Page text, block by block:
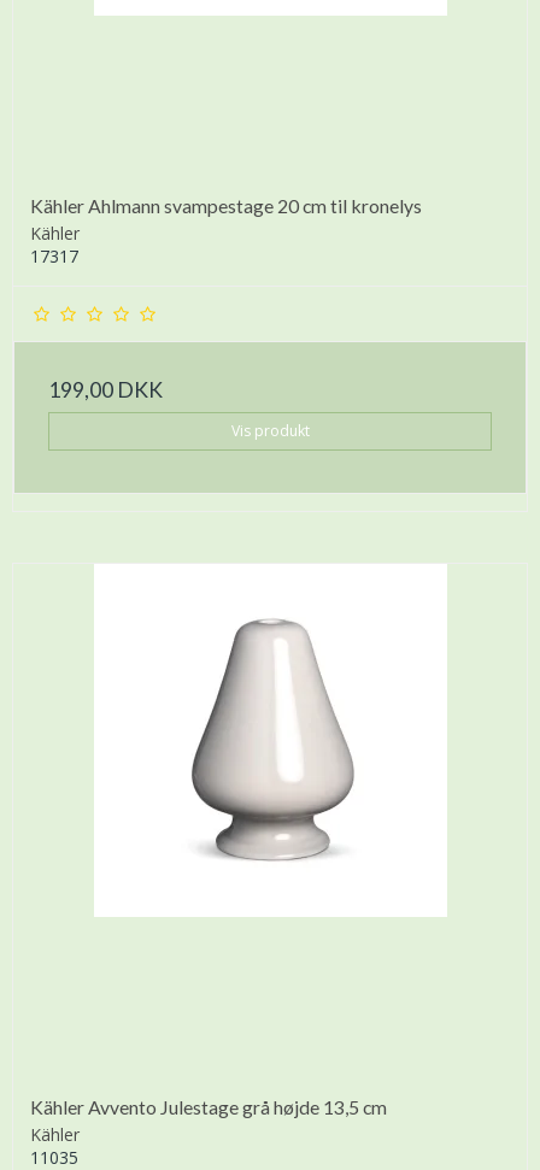
Kähler Ahlmann svampestage 20 cm til kronelys
Kähler
17317
199,00 DKK
Vis produkt
Kähler Avvento Julestage grå højde 13,5 cm
Kähler
11035